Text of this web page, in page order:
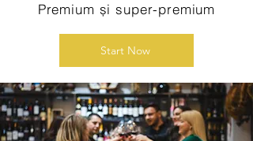
Premium și super-premium
Start Now